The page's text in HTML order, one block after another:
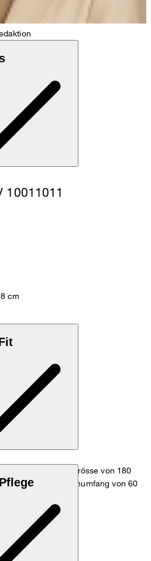
10011011
cm
bei einer Körpergrösse von 180
83 cm, einem Taillenumfang von 60